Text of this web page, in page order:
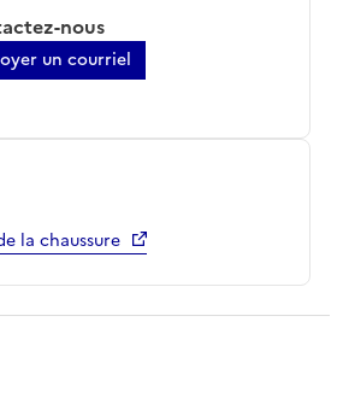
nous
un courriel
la chaussure